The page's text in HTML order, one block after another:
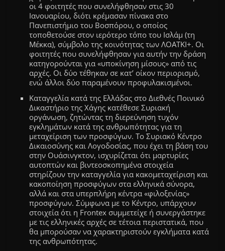
οι 4 φοιτητές που συνελήφθησαν στις 30
Ιανουαρίου, διότι κρέμασαν πίνακα στο
Πανεπιστήμιο του Βοσπόρου, ο οποίος
τοποθετούσε στον ιερότερο τόπο του Ισλάμ (τη
Μέκκα), σύμβολο της κοινότητας των ΛΟΑΤΚΙ+. Οι
φοιτητές που συνελήφθησαν για αυτήν την δράση
κατηγορούνται για «υποκίνηση μίσους» από τις
αρχές. Οι δύο τέθηκαν σε κατ’ οίκον περιορισμό,
ενώ άλλοι δύο παραμένουν προφυλακισμένοι.
Καταγγελία κατά της Ελλάδας στο Διεθνές Ποινικό
Δικαστήριο της Χάγης κατέθεσε Συριακή
οργάνωση, ζητώντας τη διερεύνηση τυχόν
εγκλημάτων κατά της ανθρωπότητας για τη
μεταχείριση των προσφύγων. Το Συριακό Κέντρο
Δικαιοσύνης και Λογοδοσίας, που έχει τη βάση του
στην Ουάσινγκτον, ισχυρίζεται ότι μαρτυρίες
αυτοπτών και βιντεοσκοπημένα στοιχεία
στηρίζουν την καταγγελία για κακομεταχείριση και
κακοποίηση προσφύγων στα ελληνικά σύνορα,
αλλά και στα υπερπλήρη κέντρα «φιλοξενίας»
προσφύγων. Σύμφωνα με το Κέντρο, υπάρχουν
στοιχεία ότι η Frontex συμμετείχε ή συνεργάστηκε
με τις ελληνικές αρχές σε τέτοια περιστατικά, που
θα μπορούσαν να χαρακτηριστούν εγκλήματα κατά
της ανθρωπότητας.